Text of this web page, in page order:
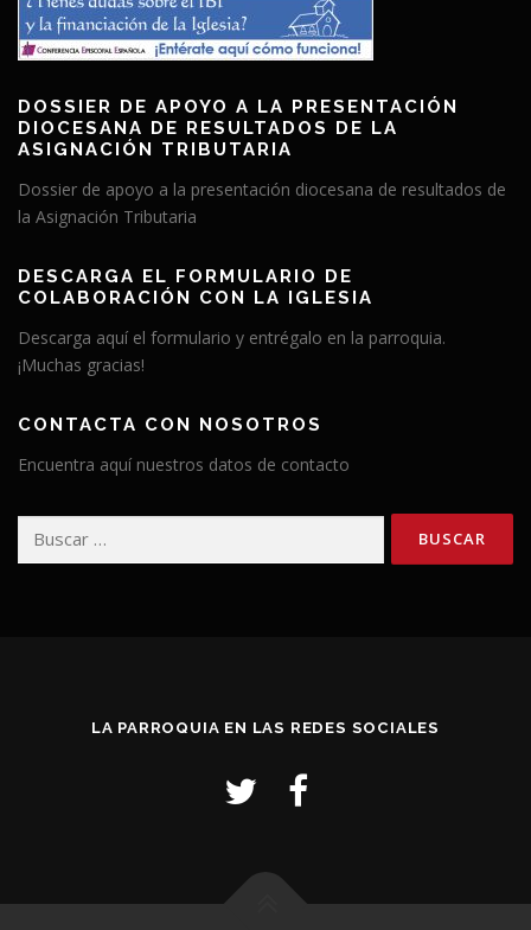
DOSSIER DE APOYO A LA PRESENTACIÓN
DIOCESANA DE RESULTADOS DE LA
ASIGNACIÓN TRIBUTARIA
Dossier de apoyo a la presentación diocesana de resultados de
la Asignación Tributaria
DESCARGA EL FORMULARIO DE
COLABORACIÓN CON LA IGLESIA
Descarga aquí el formulario y entrégalo en la parroquia.
¡Muchas gracias!
CONTACTA CON NOSOTROS
Encuentra aquí nuestros datos de contacto
LA PARROQUIA EN LAS REDES SOCIALES